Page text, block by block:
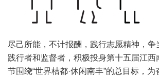
尽己所能，不计报酬，践行志愿精神，争
践行者和监督者，积极投身第十五届江西
节围绕“世界桔都·休闲南丰”的总目标，为